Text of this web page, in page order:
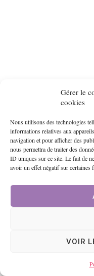
Gérer le
cookies
Nous utilisons des technologies
informations relatives aux
navigation et pour afficher des
nous permettra de traiter des
ID uniques sur ce site. Le fait de
avoir un effet négatif sur certaines
VOIR
Articles